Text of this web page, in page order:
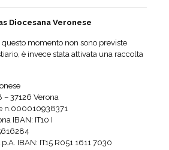
Diocesana Veronese
questo momento non sono previste
è invece stata attivata una raccolta
– 37126 Verona
n.000010938371
IBAN: IT10 I
IBAN: IT15 R051 1611 7030